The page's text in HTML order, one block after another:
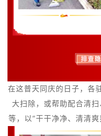
在这普天同庆的日子，各
大扫除，或帮助配合清
等，以“干干净净、清清